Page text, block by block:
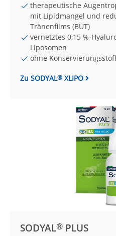
therapeutische
mit Lipidmangel und
Tränenfilms (BUT)
vernetztes 0,15 %-
Liposomen
ohne
Zu SODYAL® XLIPO
SODYAL® PLUS